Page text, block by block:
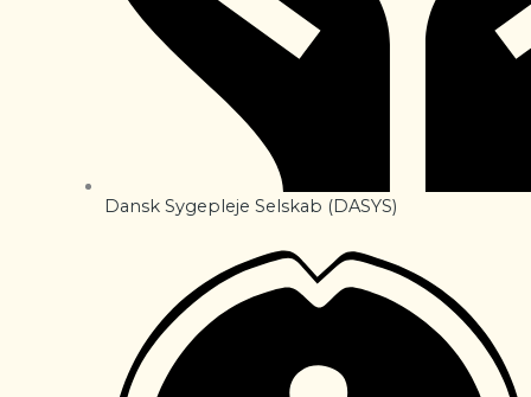
Dansk Sygepleje Selskab (DASYS)